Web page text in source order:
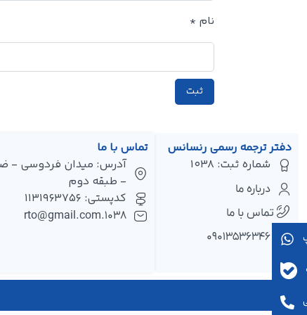
نام *
دفتر ترجمه رسمی رنسانس
شماره ثبت: 1038
درباره ما
تماس با ما
۰۹۰۱۳۵۳۶۳۴۶
تماس با ما
- طبقه دوم
کدپستی: 1131963756
1038.rto@gmail.com